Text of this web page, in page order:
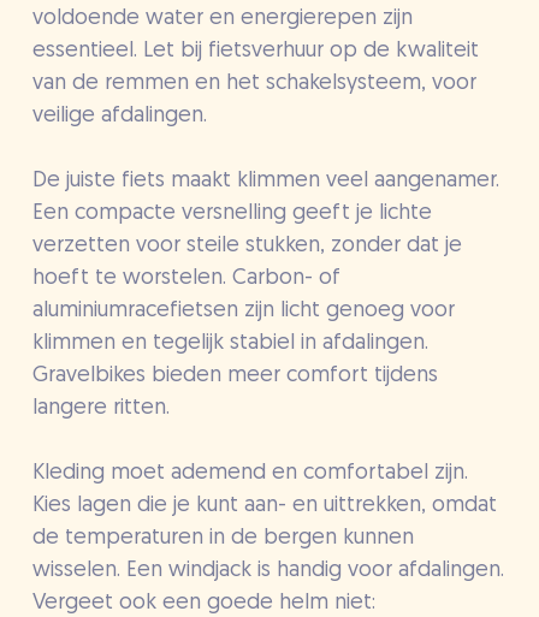
voldoende water en energierepen zijn
essentieel. Let bij fietsverhuur op de kwaliteit
van de remmen en het schakelsysteem, voor
veilige afdalingen.
De juiste fiets maakt klimmen veel aangenamer.
Een compacte versnelling geeft je lichte
verzetten voor steile stukken, zonder dat je
hoeft te worstelen. Carbon- of
aluminiumracefietsen zijn licht genoeg voor
klimmen en tegelijk stabiel in afdalingen.
Gravelbikes bieden meer comfort tijdens
langere ritten.
Kleding moet ademend en comfortabel zijn.
Kies lagen die je kunt aan- en uittrekken, omdat
de temperaturen in de bergen kunnen
wisselen. Een windjack is handig voor afdalingen.
Vergeet ook een goede helm niet: